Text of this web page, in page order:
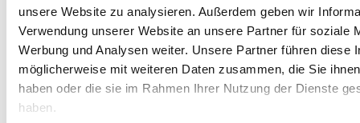
unsere Website zu analysieren. Außerdem geben wir
Verwendung unserer Website an unsere Partner für soziale
Werbung und Analysen weiter. Unsere Partner führen diese
möglicherweise mit weiteren Daten zusammen, die Sie
haben oder die sie im Rahmen Ihrer Nutzung der Dienste
haben.